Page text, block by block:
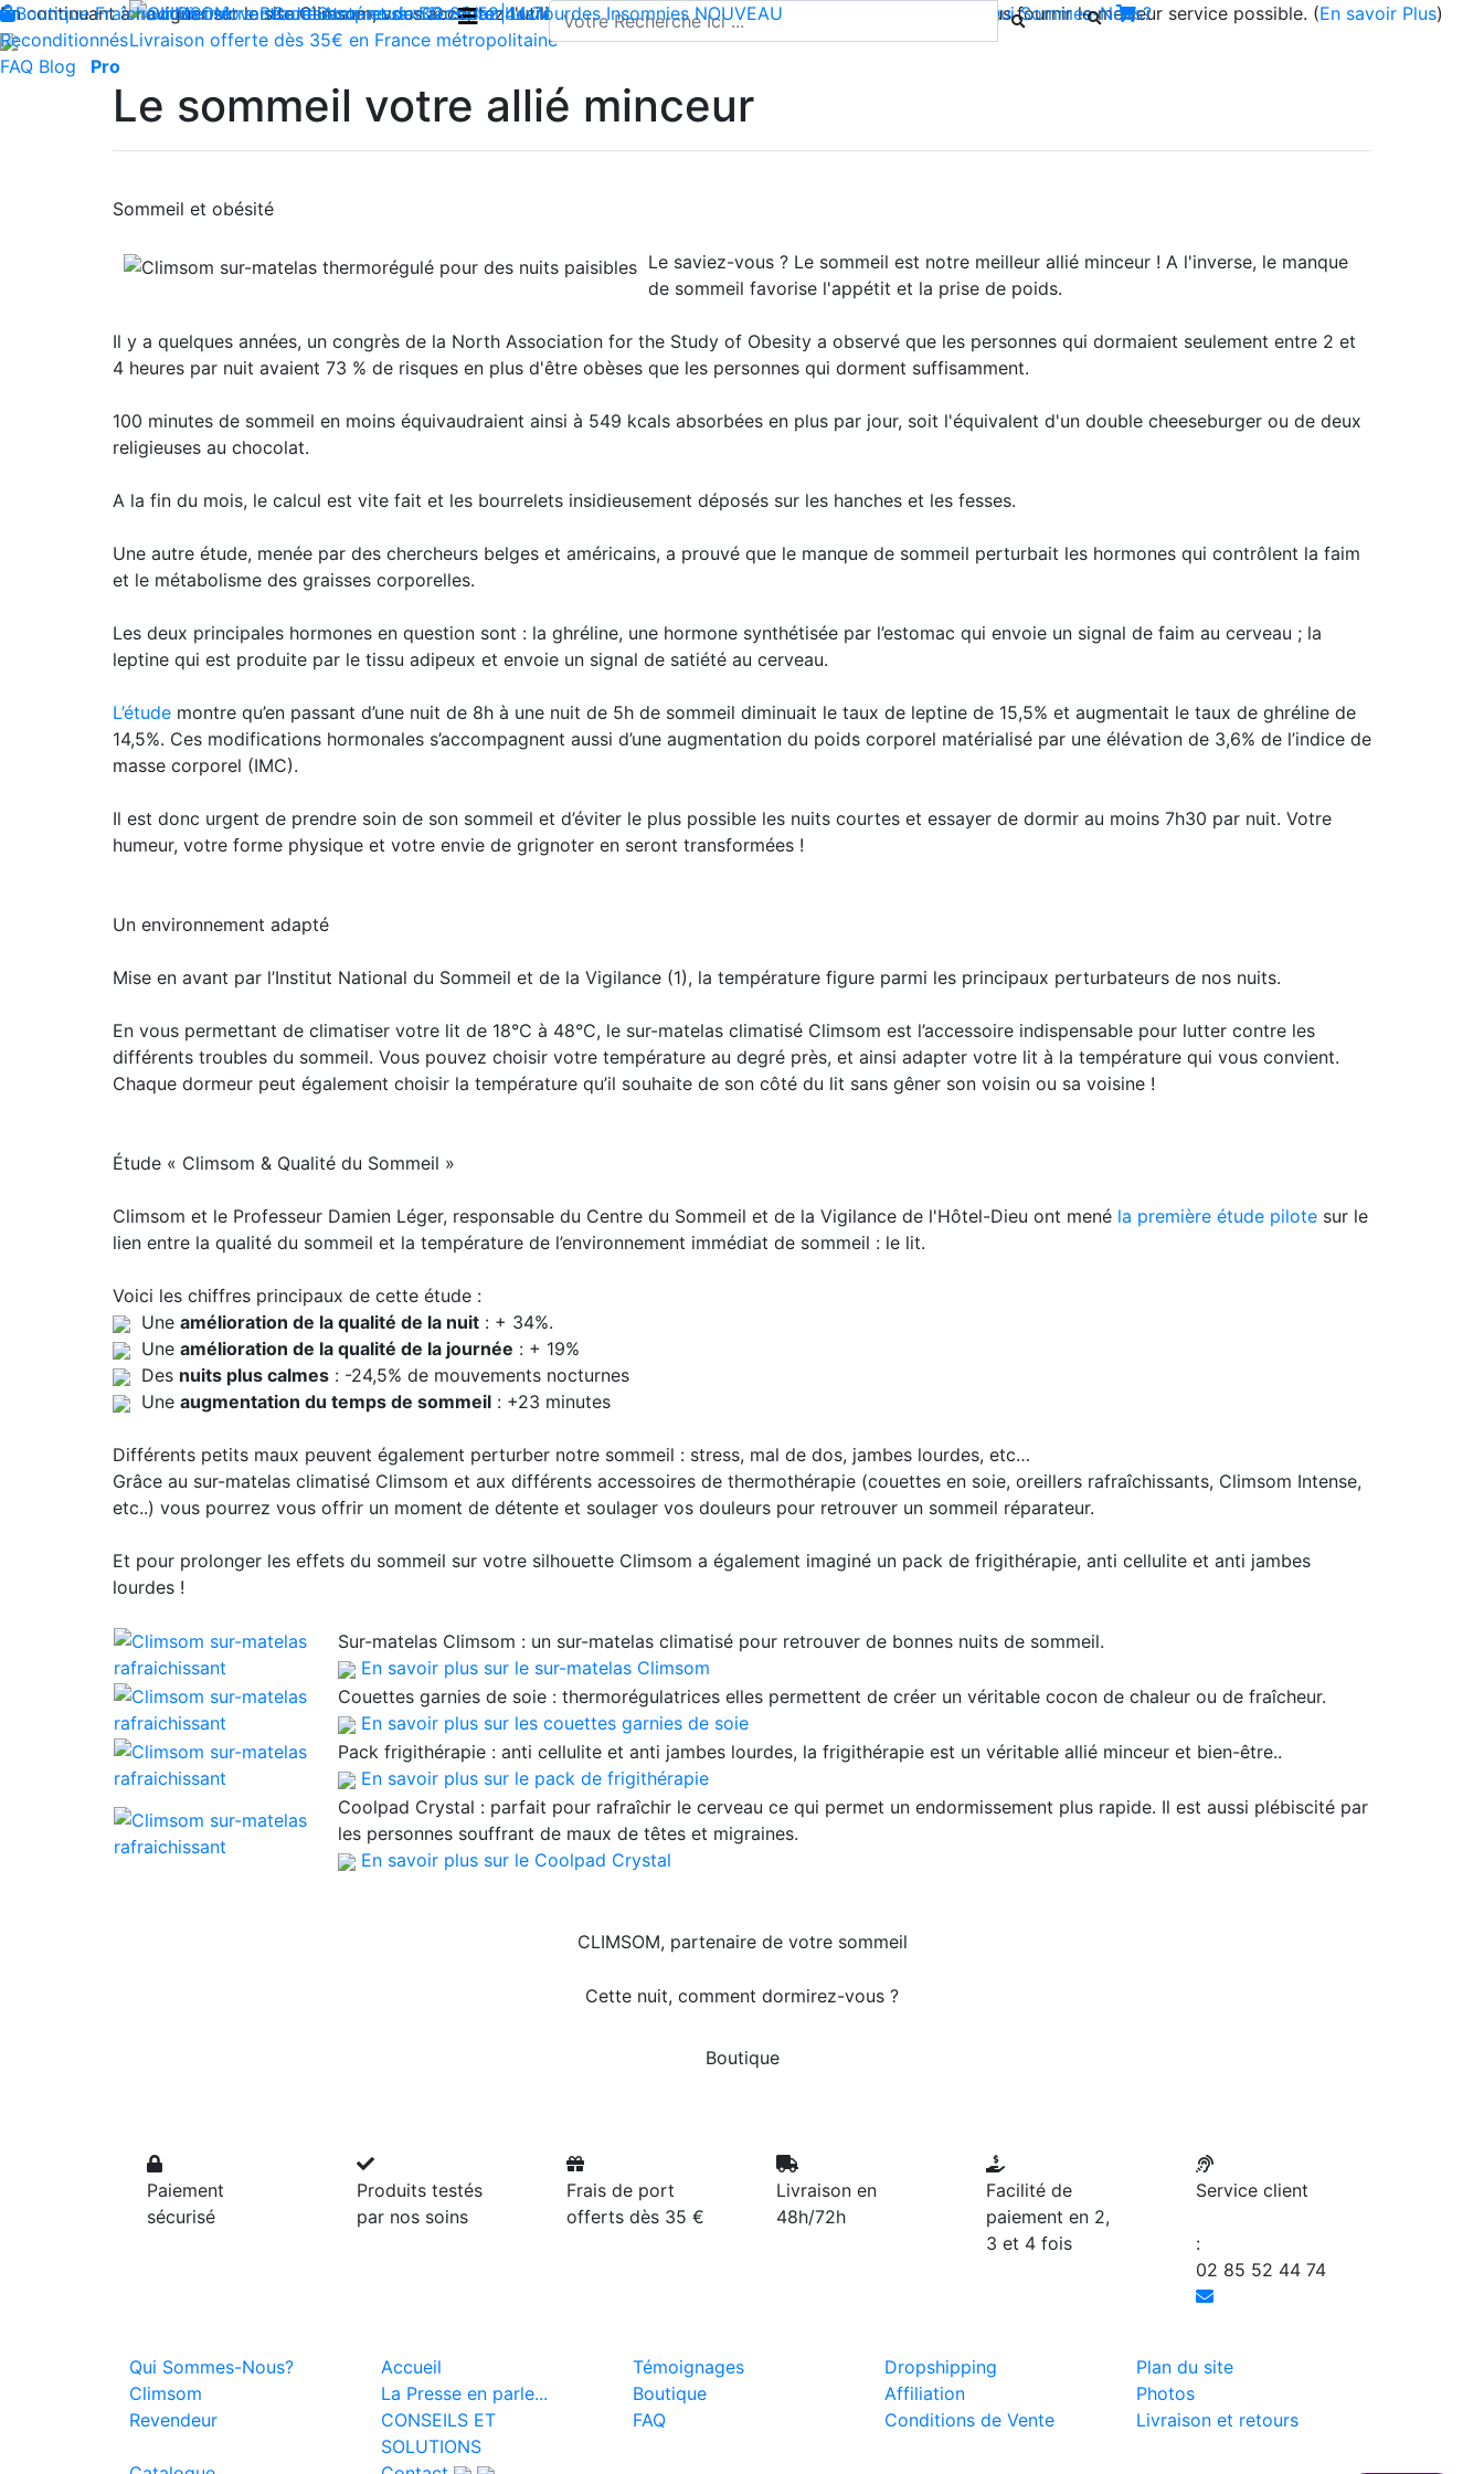
En continuant à naviguer sur le site Climsom, vous acceptez l'utilisation de cookies pour enregistrer votre panier et vous fournir le meilleur service possible. (En savoir Plus)
Produits innovants de Santé et de Bien-être | Livraison offerte dès 35€ en France métropolitaine
Livraison offerte dès 35€ en France métropolitaine
Contactez-nous : 02 85 52 44 74 -contact@climsom.com Qui Sommes-Nous?
Boutique Fraîcheur Bien-être Beauté Acupression Dos Jambes lourdes Insomnies NOUVEAU
Reconditionnés
FAQ Blog Pro
Le sommeil votre allié minceur
Sommeil et obésité
Le saviez-vous ? Le sommeil est notre meilleur allié minceur ! A l'inverse, le manque
de sommeil favorise l'appétit et la prise de poids.
Il y a quelques années, un congrès de la North Association for the Study of Obesity a observé que les personnes qui dormaient seulement entre 2 et
4 heures par nuit avaient 73 % de risques en plus d'être obèses que les personnes qui dorment suffisamment.
100 minutes de sommeil en moins équivaudraient ainsi à 549 kcals absorbées en plus par jour, soit l'équivalent d'un double cheeseburger ou de deux
religieuses au chocolat.
A la fin du mois, le calcul est vite fait et les bourrelets insidieusement déposés sur les hanches et les fesses.
Une autre étude, menée par des chercheurs belges et américains, a prouvé que le manque de sommeil perturbait les hormones qui contrôlent la faim
et le métabolisme des graisses corporelles.
Les deux principales hormones en question sont : la ghréline, une hormone synthétisée par l’estomac qui envoie un signal de faim au cerveau ; la
leptine qui est produite par le tissu adipeux et envoie un signal de satiété au cerveau.
L’étude montre qu’en passant d’une nuit de 8h à une nuit de 5h de sommeil diminuait le taux de leptine de 15,5% et augmentait le taux de ghréline de
14,5%. Ces modifications hormonales s’accompagnent aussi d’une augmentation du poids corporel matérialisé par une élévation de 3,6% de l’indice de
masse corporel (IMC).
Il est donc urgent de prendre soin de son sommeil et d’éviter le plus possible les nuits courtes et essayer de dormir au moins 7h30 par nuit. Votre
humeur, votre forme physique et votre envie de grignoter en seront transformées !
Un environnement adapté
Mise en avant par l’Institut National du Sommeil et de la Vigilance (1), la température figure parmi les principaux perturbateurs de nos nuits.
En vous permettant de climatiser votre lit de 18°C à 48°C, le sur-matelas climatisé Climsom est l’accessoire indispensable pour lutter contre les
différents troubles du sommeil. Vous pouvez choisir votre température au degré près, et ainsi adapter votre lit à la température qui vous convient.
Chaque dormeur peut également choisir la température qu’il souhaite de son côté du lit sans gêner son voisin ou sa voisine !
Étude « Climsom & Qualité du Sommeil »
Climsom et le Professeur Damien Léger, responsable du Centre du Sommeil et de la Vigilance de l'Hôtel-Dieu ont mené la première étude pilote sur le
lien entre la qualité du sommeil et la température de l’environnement immédiat de sommeil : le lit.
Voici les chiffres principaux de cette étude :
Une amélioration de la qualité de la nuit : + 34%.
Une amélioration de la qualité de la journée : + 19%
Des nuits plus calmes : -24,5% de mouvements nocturnes
Une augmentation du temps de sommeil : +23 minutes
Différents petits maux peuvent également perturber notre sommeil : stress, mal de dos, jambes lourdes, etc…
Grâce au sur-matelas climatisé Climsom et aux différents accessoires de thermothérapie (couettes en soie, oreillers rafraîchissants, Climsom Intense,
etc..) vous pourrez vous offrir un moment de détente et soulager vos douleurs pour retrouver un sommeil réparateur.
Et pour prolonger les effets du sommeil sur votre silhouette Climsom a également imaginé un pack de frigithérapie, anti cellulite et anti jambes
lourdes !
Sur-matelas Climsom : un sur-matelas climatisé pour retrouver de bonnes nuits de sommeil.
En savoir plus sur le sur-matelas Climsom
Couettes garnies de soie : thermorégulatrices elles permettent de créer un véritable cocon de chaleur ou de fraîcheur.
En savoir plus sur les couettes garnies de soie
Pack frigithérapie : anti cellulite et anti jambes lourdes, la frigithérapie est un véritable allié minceur et bien-être..
En savoir plus sur le pack de frigithérapie
Coolpad Crystal : parfait pour rafraîchir le cerveau ce qui permet un endormissement plus rapide. Il est aussi plébiscité par
les personnes souffrant de maux de têtes et migraines.
En savoir plus sur le Coolpad Crystal
CLIMSOM, partenaire de votre sommeil
Cette nuit, comment dormirez-vous ?
Boutique
Paiement
sécurisé
Produits testés
par nos soins
Frais de port
offerts dès 35 €
Livraison en
48h/72h
Facilité de
paiement en 2,
3 et 4 fois
Service client
:
02 85 52 44 74
Qui Sommes-Nous? Accueil Témoignages Dropshipping
Plan du site
Climsom
La Presse en parle... Boutique Affiliation
Photos
Revendeur
CONSEILS ET
SOLUTIONS
FAQ Conditions de Vente Livraison et retours